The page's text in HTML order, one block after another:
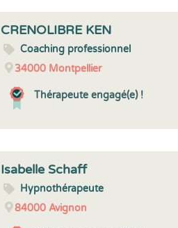
CRENOLIBRE KEN
Coaching professionnel
34000 Montpellier
Thérapeute engagé(e) !
Isabelle Schaff
Hypnothérapeute
84000 Avignon